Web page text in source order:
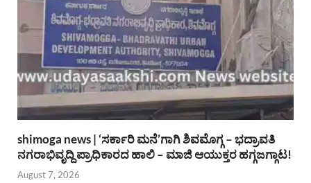
shimoga news | ‘ಸರ್ಕಾರಿ ಮನೆ’ಗಾಗಿ ಶಿವಮೊಗ್ಗ – ಭದ್ರಾವತಿ
ನಗರಾಭಿವೃದ್ದಿ ಪ್ರಾಧಿಕಾರದ ಹಾಲಿ – ಮಾಜಿ ಆಯುಕ್ತರ ಹಗ್ಗಜಗ್ಗಾಟ!
August 7, 2026